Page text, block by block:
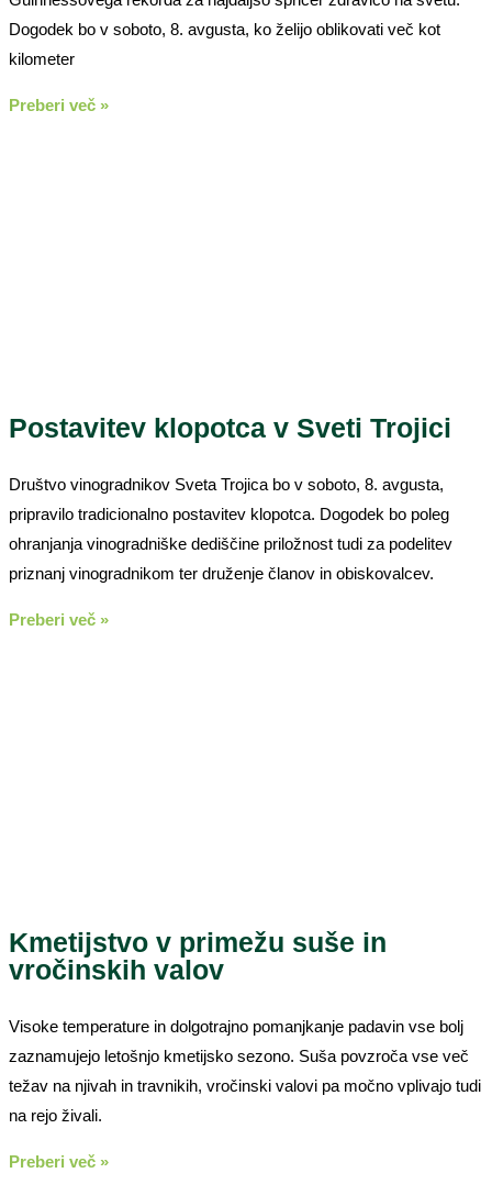
Dogodek bo v soboto, 8. avgusta, ko želijo oblikovati več kot
kilometer
Preberi več »
Postavitev klopotca v Sveti Trojici
Društvo vinogradnikov Sveta Trojica bo v soboto, 8. avgusta,
pripravilo tradicionalno postavitev klopotca. Dogodek bo poleg
ohranjanja vinogradniške dediščine priložnost tudi za podelitev
priznanj vinogradnikom ter druženje članov in obiskovalcev.
Preberi več »
Kmetijstvo v primežu suše in
vročinskih valov
Visoke temperature in dolgotrajno pomanjkanje padavin vse bolj
zaznamujejo letošnjo kmetijsko sezono. Suša povzroča vse več
težav na njivah in travnikih, vročinski valovi pa močno vplivajo tudi
na rejo živali.
Preberi več »